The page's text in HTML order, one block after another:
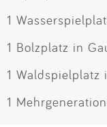
1
1 Bolzplatz in
1 Waldspielplatz
1